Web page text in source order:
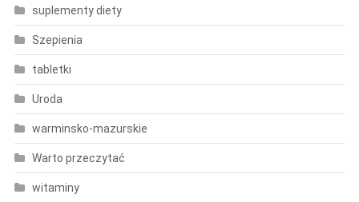
suplementy diety
Szepienia
tabletki
Uroda
warminsko-mazurskie
Warto przeczytać
witaminy